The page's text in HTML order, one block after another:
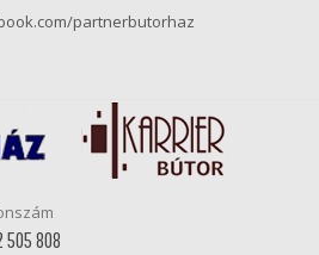
partnerbutorhaz
505 808